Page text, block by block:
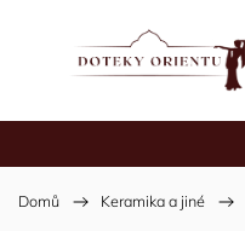
Domů / Keramika a jiné /